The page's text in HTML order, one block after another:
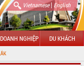
Vietnamese| English
DOANH NGHIỆP DU KHÁCH